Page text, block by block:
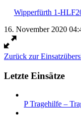
Wipperfürth 1-
16. November 2020
Zurück zur
Letzte Einsätze
P Tragehilfe –